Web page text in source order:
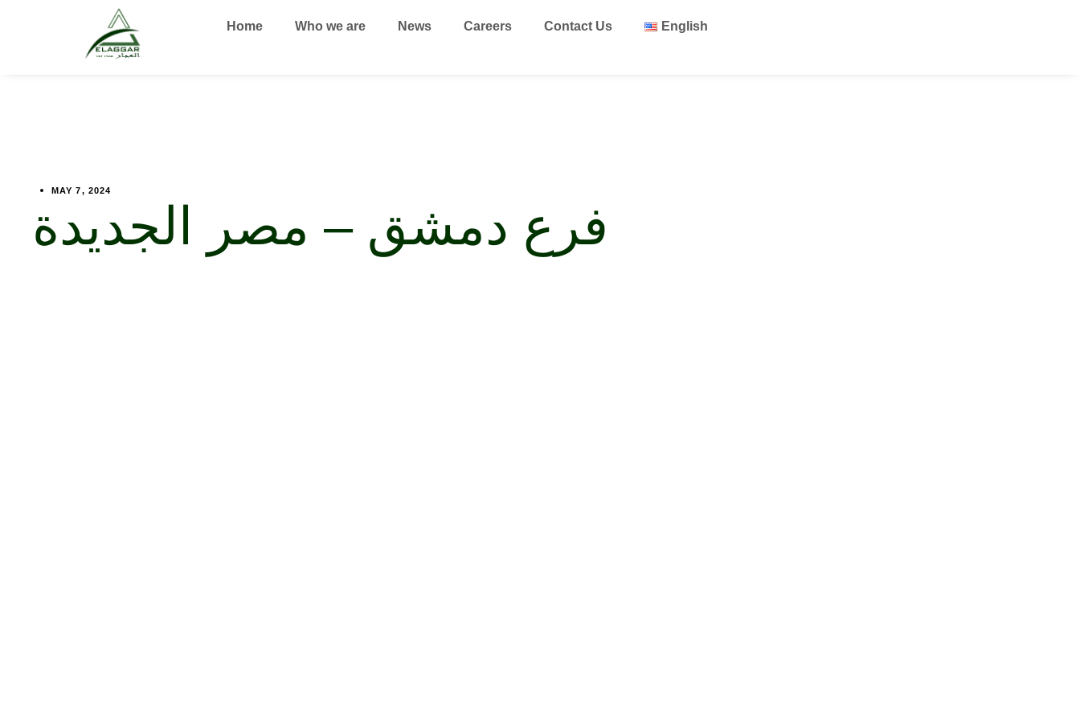
Home Who we are News Careers Contact Us English
MAY 7, 2024
فرع دمشق – مصر الجديدة